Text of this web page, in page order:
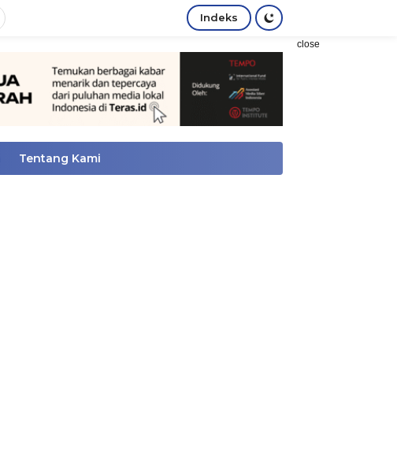
Indeks
close
Tentang Kami